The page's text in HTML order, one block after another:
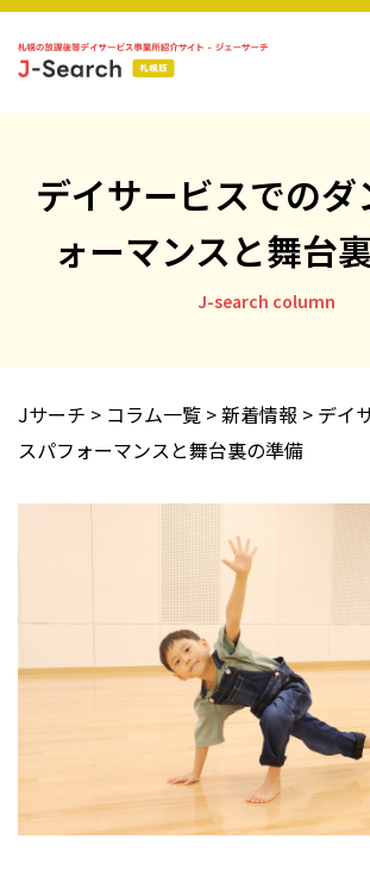
札幌の放課後等デイサービス事
運営社情報
プライバシーポリシー
デイサービスでのダ
ォーマンスと舞台
J-search column
Jサーチ > コラム一覧 >新着情報 > デイ
スパフォーマンスと舞台裏の準備